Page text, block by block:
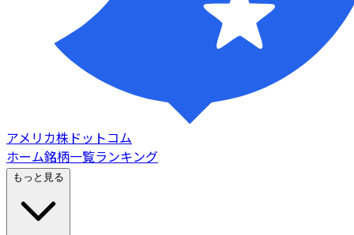
アメリカ株ドットコム
ホーム銘柄一覧ランキング
もっと見る